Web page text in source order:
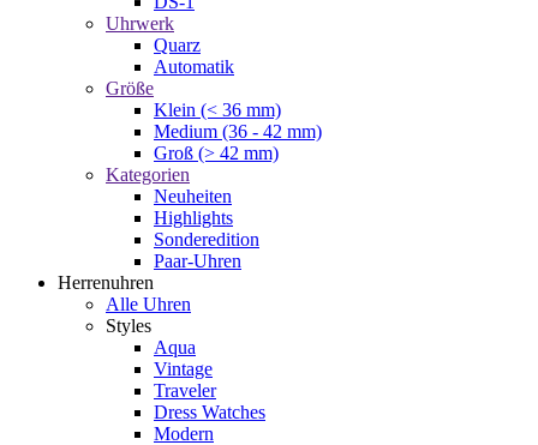
Uhrwerk
Quarz
Automatik
Größe
Klein (< 36 mm)
Medium (36 - 42 mm)
Groß (> 42 mm)
Kategorien
Neuheiten
Highlights
Sonderedition
Paar-Uhren
Herrenuhren
Alle Uhren
Styles
Aqua
Vintage
Traveler
Dress Watches
Modern